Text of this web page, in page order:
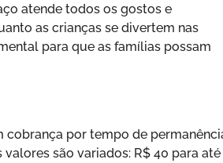
atende todos os gostos e
as crianças se divertem nas
para que as famílias possam
cobrança por tempo de
são variados: R$ 40 para até